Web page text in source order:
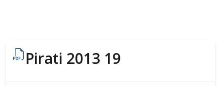
Pirati 2013 19